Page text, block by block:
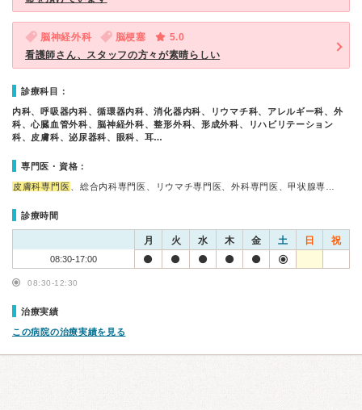
脳神経外科 脳梗塞
5.0
看護師さん、スタッフの方々が素晴らしい
診療科目：
内科、呼吸器内科、循環器内科、消化器内科、リウマチ科、アレルギー科、外
科、心臓血管外科、脳神経外科、整形外科、形成外科、リハビリテーション
科、皮膚科、泌尿器科、眼科、耳…
専門医・資格：
皮膚科専門医 、総合内科専門医、リウマチ専門医、外科専門医、甲状腺専…
診療時間
月 火 水 木 金 土 日 祝
08:30-17:00
08:30-12:30
治療実績
この病院の治療実績を見る